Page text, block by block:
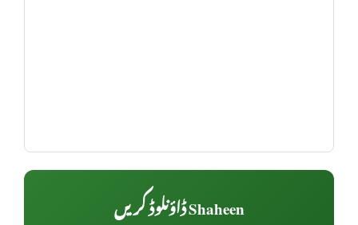
Shaheen ڈاؤنلوڈ کریں